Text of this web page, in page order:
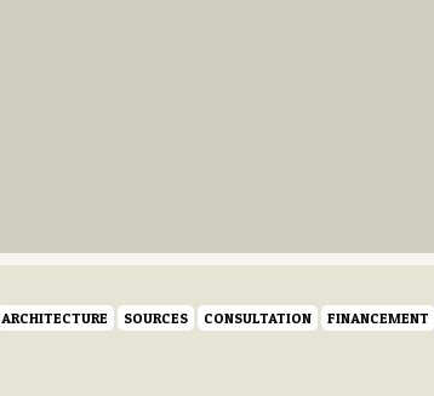
ARCHITECTURE SOURCES CONSULTATION FINANCEMENT